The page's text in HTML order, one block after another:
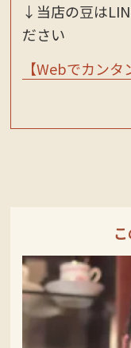
↓当店の豆は
ださい
【Webでカン